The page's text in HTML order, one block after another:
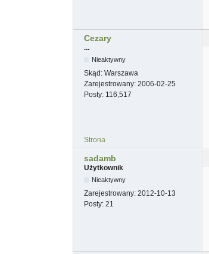
Cezary
...
Nieaktywny
Skąd: Warszawa
Zarejestrowany: 2006-02-25
Posty: 116,517
Strona
sadamb
Użytkownik
Nieaktywny
Zarejestrowany: 2012-10-13
Posty: 21